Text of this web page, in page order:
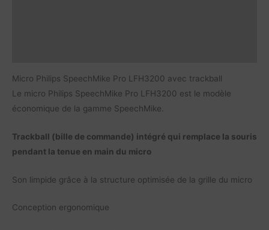
Micro Philips SpeechMike Pro LFH3200 avec trackball
Le micro Philips SpeechMike Pro LFH3200 est le modèle
économique de la gamme SpeechMike.
Trackball (bille de commande) intégré qui remplace la souris
pendant la tenue en main du micro
Son limpide grâce à la structure optimisée de la grille du micro
Conception ergonomique